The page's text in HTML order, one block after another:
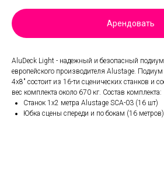
Арендовать
AluDeck Light - надежный и безопасный подиум
европейского производителя Alustage.
4x8" состоит из 16-ти сценических станков и
вес комплекта около 670 кг. Состав комплекта:
Станок 1x2 метра Alustage SCA-03 (16 шт)
Юбка сцены спереди и по бокам (16 метров)